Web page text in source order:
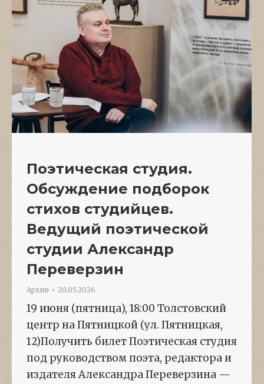
Поэтическая студия.
Обсуждение подборок
стихов студийцев.
Ведущий поэтической
студии Александр
Переверзин
Архив 20.05.2026
19 июня (пятница), 18:00 Толстовский
центр на Пятницкой (ул. Пятницкая,
12)Получить билет Поэтическая студия
под руководством поэта, редактора и
издателя Александра Переверзина —